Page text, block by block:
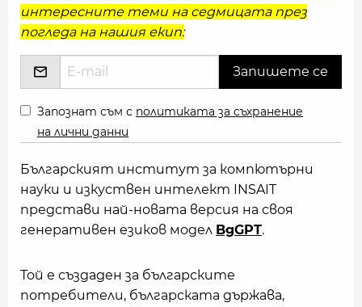
интересните теми на седмицата през
погледа на нашия екип:
Запознат съм с политиката за съхранение
на лични данни
Българският институт за компютърни
науки и изкуствен интелект INSAIT
представи най-новата версия на своя
генеративен езиков модел BgGPT.
Той е създаден за българските
потребители, българската държава,